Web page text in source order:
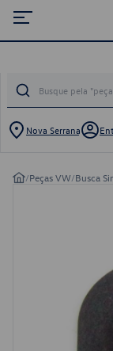
Nova Serrana
/Peças VW/Busca